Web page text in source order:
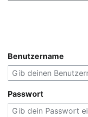
Benutzername
Passwort